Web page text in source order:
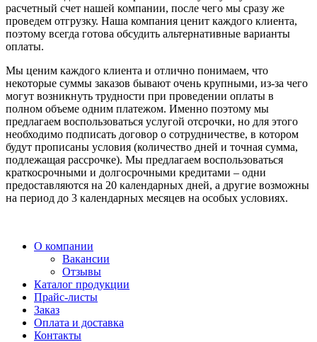
расчетный счет нашей компании, после чего мы сразу же
проведем отгрузку. Наша компания ценит каждого клиента,
поэтому всегда готова обсудить альтернативные варианты
оплаты.
Мы ценим каждого клиента и отлично понимаем, что
некоторые суммы заказов бывают очень крупными, из-за чего
могут возникнуть трудности при проведении оплаты в
полном объеме одним платежом. Именно поэтому мы
предлагаем воспользоваться услугой отсрочки, но для этого
необходимо подписать договор о сотрудничестве, в котором
будут прописаны условия (количество дней и точная сумма,
подлежащая рассрочке). Мы предлагаем воспользоваться
краткосрочными и долгосрочными кредитами – одни
предоставляются на 20 календарных дней, а другие возможны
на период до 3 календарных месяцев на особых условиях.
О компании
Вакансии
Отзывы
Каталог продукции
Прайс-листы
Заказ
Оплата и доставка
Контакты